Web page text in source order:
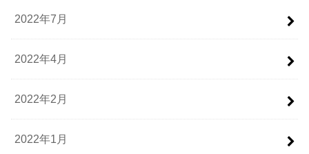
2022年7月
2022年4月
2022年2月
2022年1月